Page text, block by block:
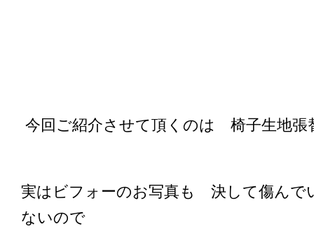
今回ご紹介させて頂くのは 椅子生地張
実はビフォーのお写真も 決して傷んで
ないので